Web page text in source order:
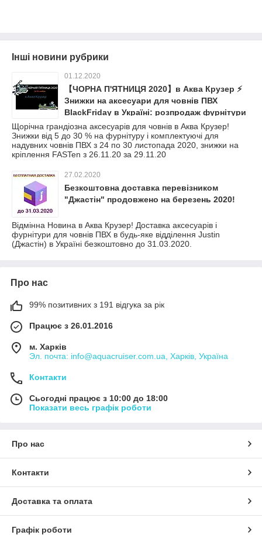
Інші новини рубрики
01.12.2020
【ЧОРНА П'ЯТНИЦЯ 2020】в Аква Крузер ⚡
Знижки на аксесуари для човнів ПВХ
BlackFriday в Україні: розпродаж фурнітури
і комплектуючих для човна
Щорічна грандіозна аксесуарів для човнів в Аква Крузер!
Знижки від 5 до 30 % на фурнітуру і комплектуючі для
надувних човнів ПВХ з 24 по 30 листопада 2020, знижки на
кріплення FASTen з 26.11.20 за 29.11.20
27.02.2020
Безкоштовна доставка перевізником
"Джастін" продовжено на березень 2020!
Відмінна Новина в Аква Крузер! Доставка аксесуарів і
фурнітури для човнів ПВХ в будь-яке відділення Justin
(Джастін) в Україні безкоштовно до 31.03.2020.
Про нас
99% позитивних з 191 відгука за рік
Працює з 26.01.2016
м. Харків
Эл. почта: info@aquacruiser.com.ua, Харків, Україна
Контакти
Сьогодні працює з 10:00 до 18:00
Показати весь графік роботи
Про нас
Контакти
Доставка та оплата
Графік роботи